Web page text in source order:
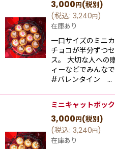
3,000円(税別)
(税込: 3,240円)
在庫あり
一口サイズのミニ
チョコが半分ずつ
ス。 大切な人への
ィーなどでみんな
#バレンタイン …
ミニキャットボッ
3,000円(税別)
(税込: 3,240円)
在庫あり